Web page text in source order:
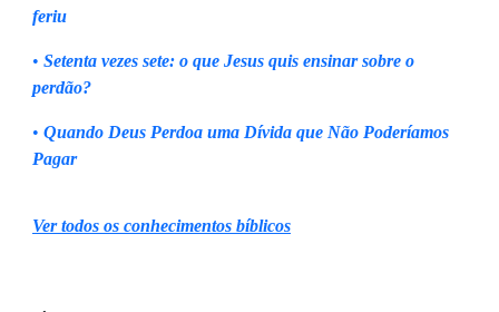
feriu
• Setenta vezes sete: o que Jesus quis ensinar sobre o
perdão?
• Quando Deus Perdoa uma Dívida que Não Poderíamos
Pagar
Ver todos os conhecimentos bíblicos